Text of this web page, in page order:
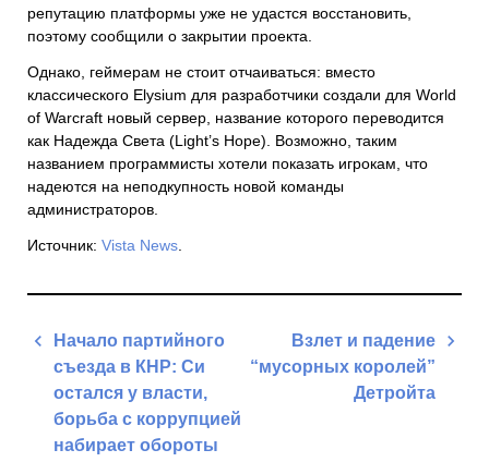
репутацию платформы уже не удастся восстановить,
поэтому сообщили о закрытии проекта.
Однако, геймерам не стоит отчаиваться: вместо
классического Elysium для разработчики создали для World
of Warcraft новый сервер, название которого переводится
как Надежда Света (Light’s Hope). Возможно, таким
названием программисты хотели показать игрокам, что
надеются на неподкупность новой команды
администраторов.
Источник: Vista News
Навигация
записям
Начало партийного
съезда в КНР: Си
остался у власти,
борьба с коррупцией
набирает обороты
Взлет и падение
“мусорных королей”
Детройта